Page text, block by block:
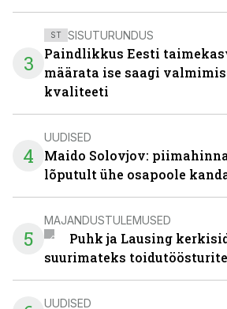
3
ST SISUTURUNDUS
Paindlikkus Eesti
määrata ise saagi
kvaliteeti
4
UUDISED
Maido Solovjov:
lõputult ühe osapoole
5
MAJANDUSTULEMUSED
Puhk ja Lausing
suurimateks
UUDISED